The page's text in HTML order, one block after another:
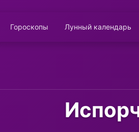
Гороскопы Лунный календарь